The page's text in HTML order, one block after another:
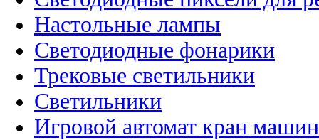
Настольные лампы
Светодиодные фонарики
Трековые светильники
Светильники
Игровой автомат кран